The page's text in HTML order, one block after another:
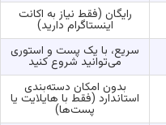
رایگان (فقط نیاز به اکانت
اینستاگرام دارید)
سریع، با یک پست و استوری
می‌توانید شروع کنید
بدون امکان دسته‌بندی
استاندارد (فقط با هایلایت یا
پست‌ها)